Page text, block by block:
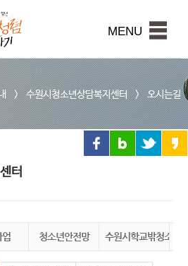
문내용 바로가기
MENU
>수원시청소년상담복지센터>오시는길
터
업 청소년안전망 수원시학교밖청소년